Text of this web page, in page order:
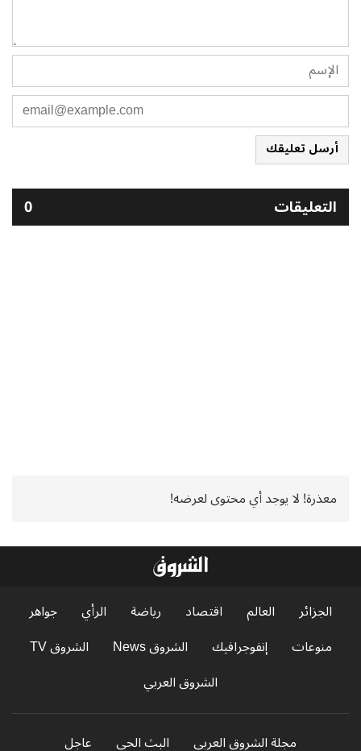
أرسل تعليقك
التعليقات 0
معذرة! لا يوجد أي محتوى لعرضه!
الجزائر العالم اقتصاد رياضة الرأي
جواهر
منوعات
إنفوجرافيك الشروق News
الشروق TV
الشروق العربي
مجلة الشروق العربي البث الحي عاجل